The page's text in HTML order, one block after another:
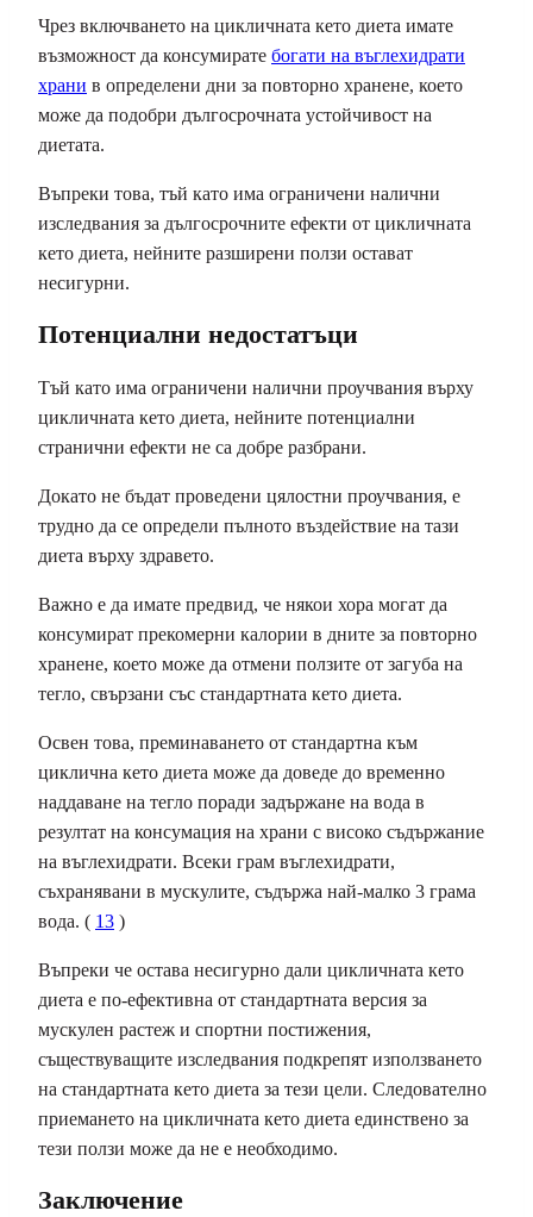
Чрез включването на цикличната кето диета имате
възможност да консумирате богати на въглехидрати
храни в определени дни за повторно хранене, което
може да подобри дългосрочната устойчивост на
диетата.
Въпреки това, тъй като има ограничени налични
изследвания за дългосрочните ефекти от цикличната
кето диета, нейните разширени ползи остават
несигурни.
Потенциални недостатъци
Тъй като има ограничени налични проучвания върху
цикличната кето диета, нейните потенциални
странични ефекти не са добре разбрани.
Докато не бъдат проведени цялостни проучвания, е
трудно да се определи пълното въздействие на тази
диета върху здравето.
Важно е да имате предвид, че някои хора могат да
консумират прекомерни калории в дните за повторно
хранене, което може да отмени ползите от загуба на
тегло, свързани със стандартната кето диета.
Освен това, преминаването от стандартна към
циклична кето диета може да доведе до временно
наддаване на тегло поради задържане на вода в
резултат на консумация на храни с високо съдържание
на въглехидрати. Всеки грам въглехидрати,
съхранявани в мускулите, съдържа най-малко 3 грама
вода. ( 13 )
Въпреки че остава несигурно дали цикличната кето
диета е по-ефективна от стандартната версия за
мускулен растеж и спортни постижения,
съществуващите изследвания подкрепят използването
на стандартната кето диета за тези цели. Следователно
приемането на цикличната кето диета единствено за
тези ползи може да не е необходимо.
Заключение